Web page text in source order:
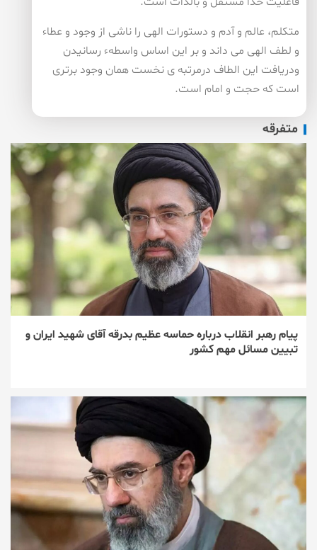
متكلم، عالم و آدم و دستورات الهی را ناشی از وجود و عطاء
و لطف الهی می داند و بر این اساس واسطهء رسانیدن
ودریافت این الطاف درمرتبه ی نخست همان وجود برتری
است كه حجت و امام است.
متفرقه
پیام رهبر انقلاب درباره حماسه عظیم بدرقه آقای شهید ایران و
تبیین مسائل مهم کشور